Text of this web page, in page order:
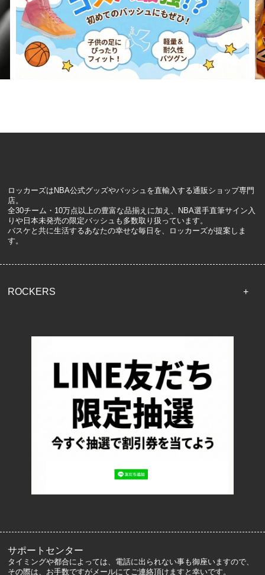
ロッカーズはNBA公式グッズやバッシュを直輸入する通販ショップ専門
店。
全30チーム・10万点以上の豊富な品揃えに加え、NBA選手直筆サイン入
りや日本未発売の限定バッシュも多数取り扱っています。
バスケと共に生活するあなたの幸せな毎日を、ロッカーズが提案しま
す。
ROCKERS
配送・送料について
返品について
お支払い方法について
特定商取引法に基づく表記
プライバシーポリシー
ロッカーズについて
サポートセンター
タイミングや都合によっては、電話に出られない事も御座いますので、
その際は、お手数ですがメールにてご連絡頂けますと幸いです。